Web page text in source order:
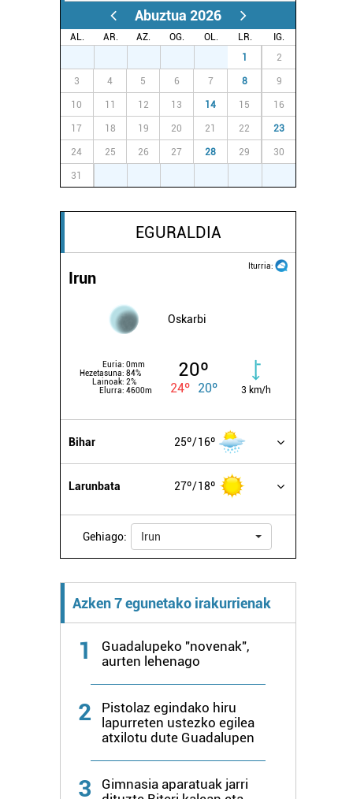
Abuztua 2026
AL. AR. AZ. OG. OL. LR.
IG.
1 2
3 4 5 6 7 8 9
10 11 12 13 14 15 16
17 18 19 20 21 22 23
24 25 26 27 28 29 30
31
EGURALDIA
Iturria:
Irun
Oskarbi
Euria: 0mm
Hezetasuna: 84%
Lainoak: 2%
Elurra: 4600m
20º
24º 20º 3 km/h
Bihar 25º 16º
Larunbata 27º 18º
Gehiago: Irun
Azken 7 egunetako irakurrienak
1
Guadalupeko "novenak",
aurten lehenago
2
Pistolaz egindako hiru
lapurreten ustezko egilea
atxilotu dute Guadalupen
3
Gimnasia aparatuak jarri